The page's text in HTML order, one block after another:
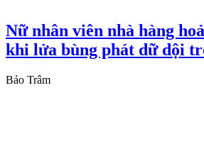
Nữ nhân viên nhà hàng
khi lửa bùng phát dữ dội
Bảo Trâm